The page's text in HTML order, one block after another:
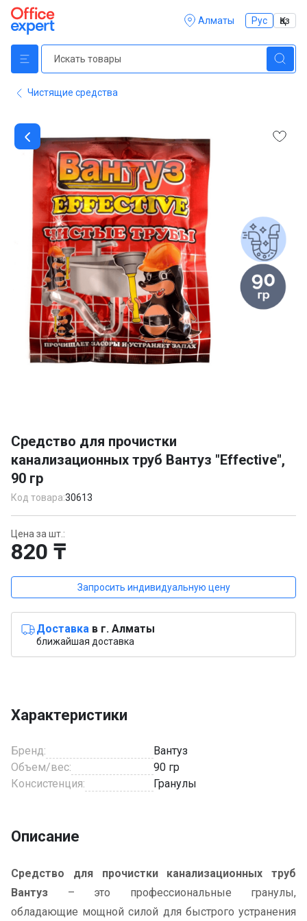
Алматы Рус Қаз
Чистящие средства
of
1
Средство для прочистки
канализационных труб Вантуз "Effective",
90 гр
Код товара:30613
Цена за шт.:
820 ₸
Запросить индивидуальную цену
Доставка в г. Алматы
ближайшая доставка
Характеристики
Бренд:
Вантуз
Объем/вес:
90 гр
Консистенция:
Гранулы
Описание
Средство для прочистки канализационных труб
Вантуз – это профессиональные гранулы,
обладающие мощной силой для быстрого устранения